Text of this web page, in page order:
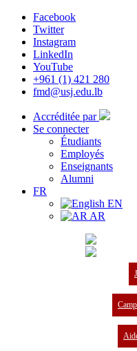
Facebook
Twitter
Instagram
LinkedIn
YouTube
+961 (1) 421 280
fmd@usj.edu.lb
Accréditée par
Se connecter
Étudiants
Employés
Enseignants
Alumni
FR
EN
AR